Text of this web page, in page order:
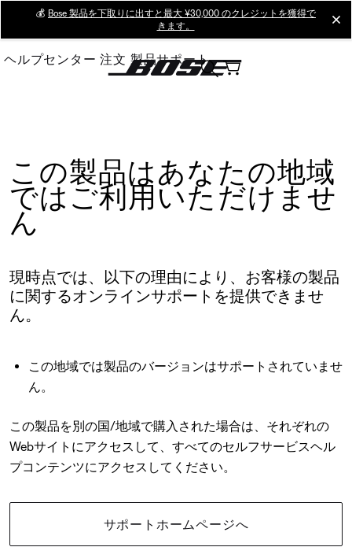
Main
💰 Bose 製品を下取りに出すと最大 ¥30,000 のクレジットを獲得で
きます。
ヘルプセンター 注文 製品サポート
この製品はあなたの地域
ではご利用いただけませ
ん
現時点では、以下の理由により、お客様の製品
に関するオンラインサポートを提供できませ
ん。
この地域では製品のバージョンはサポートされていませ
ん。
この製品を別の国/地域で購入された場合は、それぞれの
Webサイトにアクセスして、すべてのセルフサービスヘル
プコンテンツにアクセスしてください。
サポートホームページへ